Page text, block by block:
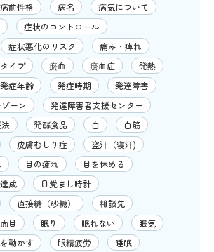
病前性格 病名
病気について
症状のコントロール
症状悪化のリスク
痛み・痺れ
イプ 瘀血 瘀血症
発熱
発症年齢 発症時期
発達障害
ーン
発達障害者支援センター
発酵食品 白
白筋
皮膚むしり症
盗汗（寝汗)
目の疲れ
目を休める
成
目覚まし時計
直接糖（砂糖）
相談先
目 眠り 眠れない
眠気
動かす 眼精疲労
睡眠